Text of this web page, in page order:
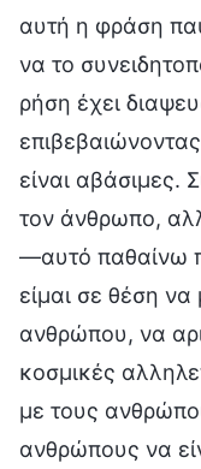
αυτή η φράση
να το
ρήση έχει
είναι
τον άνθρωπο,
—αυτό παθαίνω
είμαι σε θέση
ανθρώπου, να
κοσμικές
με τους
ανθρώπους να